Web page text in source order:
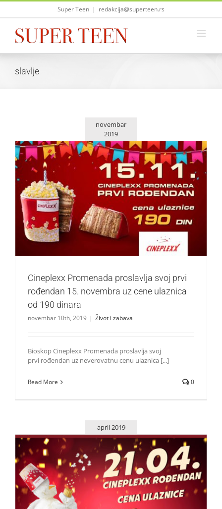
Skip
Super Teen | redakcija@superteen.rs
slavlje
novembar
2019
Cineplexx Promenada proslavlja svoj prvi rođendan 15.
novembra uz cene ulaznica od 190 dinara
Život i zabava
Cineplexx Promenada proslavlja svoj prvi
rođendan 15. novembra uz cene ulaznica
od 190 dinara
novembar 10th, 2019 | Život i zabava
Bioskop Cineplexx Promenada proslavlja svoj
prvi rođendan uz neverovatnu cenu ulaznica [...]
Read More 0
april 2019
Veliko rođendansko slavlje bioskopa Cineplexx 21. aprila